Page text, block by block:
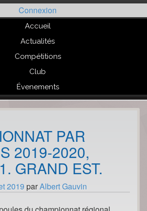
Connexion
Accueil
Actualités
Compétitions
Club
Évenements
PAR
2019-2020,
GRAND EST.
2019 parAlbert Gauvin